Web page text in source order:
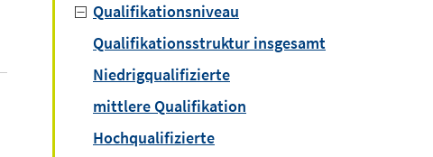
Qualifikationsniveau
Qualifikationsstruktur insgesamt
Niedrigqualifizierte
mittlere Qualifikation
Hochqualifizierte